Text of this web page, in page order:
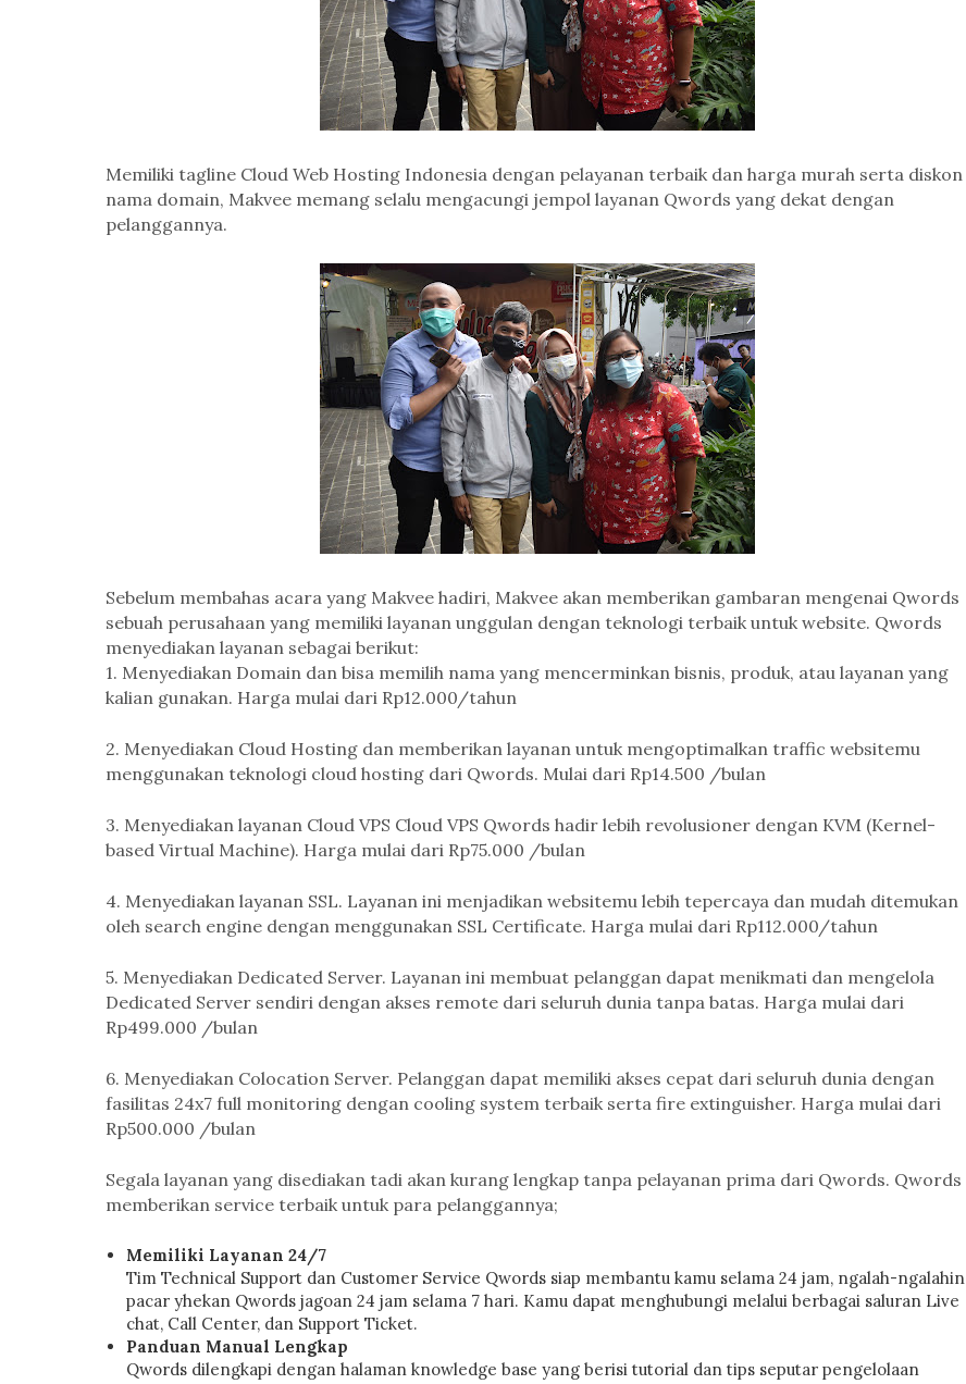
Memiliki tagline Cloud Web Hosting Indonesia dengan pelayanan terbaik dan harga murah serta diskon
nama domain, Makvee memang selalu mengacungi jempol layanan Qwords yang dekat dengan
pelanggannya.
Sebelum membahas acara yang Makvee hadiri, Makvee akan memberikan gambaran mengenai Qwords
sebuah perusahaan yang memiliki layanan unggulan dengan teknologi terbaik untuk website. Qwords
menyediakan layanan sebagai berikut:
1. Menyediakan Domain dan bisa memilih nama yang mencerminkan bisnis, produk, atau layanan yang
kalian gunakan. Harga mulai dari Rp12.000/tahun
2. Menyediakan Cloud Hosting dan memberikan layanan untuk mengoptimalkan traffic websitemu
menggunakan teknologi cloud hosting dari Qwords. Mulai dari Rp14.500 /bulan
3. Menyediakan layanan Cloud VPS Cloud VPS Qwords hadir lebih revolusioner dengan KVM (Kernel-
based Virtual Machine). Harga mulai dari Rp75.000 /bulan
4. Menyediakan layanan SSL. Layanan ini menjadikan websitemu lebih tepercaya dan mudah ditemukan
oleh search engine dengan menggunakan SSL Certificate. Harga mulai dari Rp112.000/tahun
5. Menyediakan Dedicated Server. Layanan ini membuat pelanggan dapat menikmati dan mengelola
Dedicated Server sendiri dengan akses remote dari seluruh dunia tanpa batas. Harga mulai dari
Rp499.000 /bulan
6. Menyediakan Colocation Server. Pelanggan dapat memiliki akses cepat dari seluruh dunia dengan
fasilitas 24x7 full monitoring dengan cooling system terbaik serta fire extinguisher. Harga mulai dari
Rp500.000 /bulan
Segala layanan yang disediakan tadi akan kurang lengkap tanpa pelayanan prima dari Qwords. Qwords
memberikan service terbaik untuk para pelanggannya;
Memiliki Layanan 24/7
Tim Technical Support dan Customer Service Qwords siap membantu kamu selama 24 jam, ngalah-ngalahin
pacar yhekan Qwords jagoan 24 jam selama 7 hari. Kamu dapat menghubungi melalui berbagai saluran Live
chat, Call Center, dan Support Ticket.
Panduan Manual Lengkap
Qwords dilengkapi dengan halaman knowledge base yang berisi tutorial dan tips seputar pengelolaan